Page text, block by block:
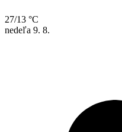
27/13 °C
nedeľa 9. 8.